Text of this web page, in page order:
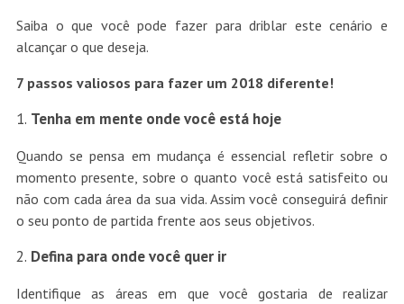
Saiba o que você pode fazer para driblar este cenário e
alcançar o que deseja.
7 passos valiosos para fazer um 2018 diferente!
Tenha em mente onde você está hoje
Quando se pensa em mudança é essencial refletir sobre o
momento presente, sobre o quanto você está satisfeito ou
não com cada área da sua vida. Assim você conseguirá definir
o seu ponto de partida frente aos seus objetivos.
Defina para onde você quer ir
Identifique as áreas em que você gostaria de realizar